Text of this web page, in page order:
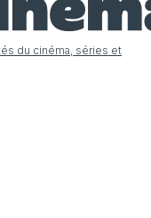
du cinéma, séries et